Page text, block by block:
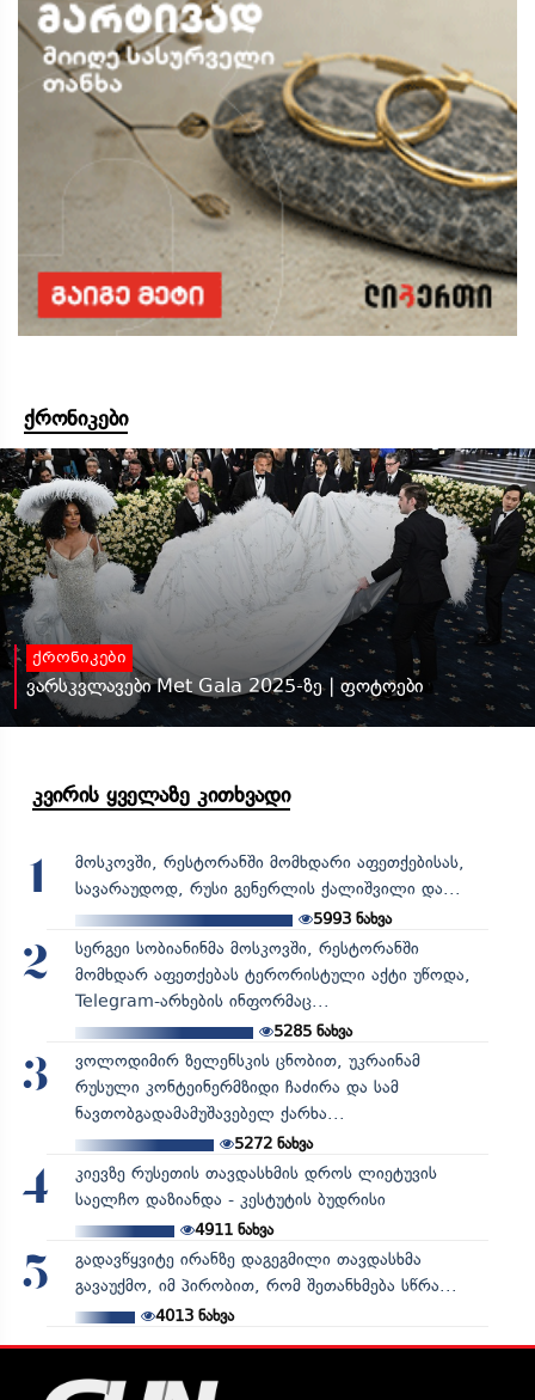
ქრონიკები
ქრონიკები
ვარსკვლავები Met Gala 2025-ზე | ფოტოები
კვირის ყველაზე კითხვადი
1
მოსკოვში, რესტორანში მომხდარი აფეთქებისას,
სავარაუდოდ, რუსი გენერლის ქალიშვილი და...
5993 ნახვა
2
სერგეი სობიანინმა მოსკოვში, რესტორანში
მომხდარ აფეთქებას ტერორისტული აქტი უწოდა,
Telegram-არხების ინფორმაც...
5285ნახვა
3
ვოლოდიმირ ზელენსკის ცნობით, უკრაინამ
რუსული კონტეინერმზიდი ჩაძირა და სამ
ნავთობგადამამუშავებელ ქარხა...
5272ნახვა
4
კიევზე რუსეთის თავდასხმის დროს ლიეტუვის
საელჩო დაზიანდა - კესტუტის ბუდრისი
4911ნახვა
5
გადავწყვიტე ირანზე დაგეგმილი თავდასხმა
გავაუქმო, იმ პირობით, რომ შეთანხმება სწრა...
4013ნახვა